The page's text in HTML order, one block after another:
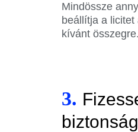
Mindössze
beállítja a licitet
kívánt összegre.
3.